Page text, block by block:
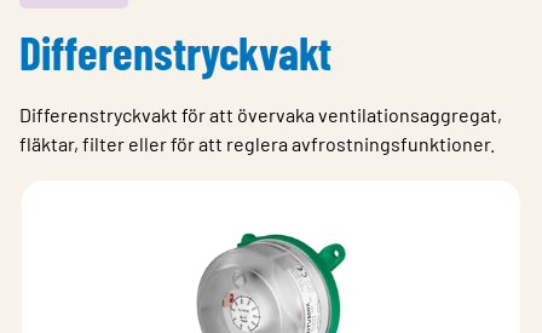
Hållbarhet
Kontakt
Differenstryckvakt
Differenstryckvakt för att övervaka ventilationsaggregat,
fläktar, filter eller för att reglera avfrostningsfunktioner.